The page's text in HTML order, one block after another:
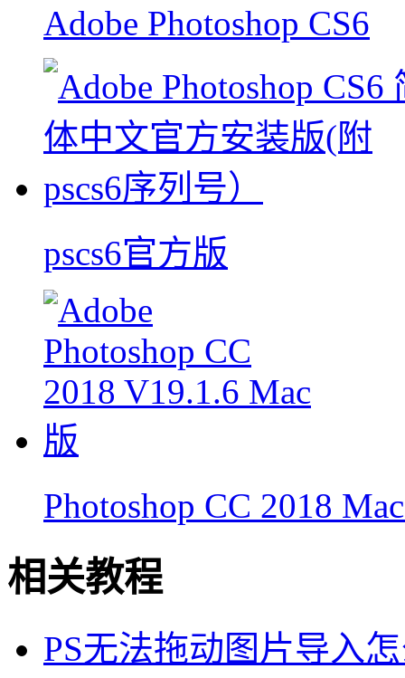
Adobe Photoshop CS6
pscs6官方版
Photoshop CC 2018
相关教程
PS无法拖动图片导入